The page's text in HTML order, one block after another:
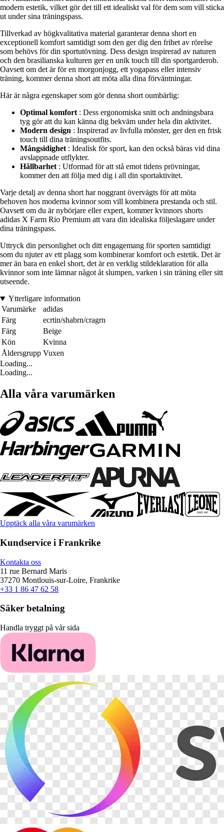
modern estetik, vilket gör det till ett idealiskt val för dem som vill sticka
ut under sina träningspass.
Tillverkad av högkvalitativa material garanterar denna short en
exceptionell komfort samtidigt som den ger dig den frihet av rörelse
som behövs för din sportutövning. Dess design inspirerad av naturen
och den brasilianska kulturen ger en unik touch till din sportgarderob.
Oavsett om det är för en morgonjogg, ett yogapass eller intensiv
träning, kommer denna short att möta alla dina förväntningar.
Här är några egenskaper som gör denna short oumbärlig:
Optimal komfort: Dess ergonomiska snitt och andningsbara
tyg gör att du kan känna dig bekväm under hela din aktivitet.
Modern design : Inspirerad av livfulla mönster, ger den en frisk
touch till dina träningsoutfits.
Mångsidighet: Idealisk för sport, kan den också bäras vid dina
avslappnade utflykter.
Hållbarhet: Utformad för att stå emot tidens prövningar,
kommer den att följa med dig i all din sportaktivitet.
Varje detalj av denna short har noggrant övervägts för att möta
behoven hos moderna kvinnor som vill kombinera prestanda och stil.
Oavsett om du är nybörjare eller expert, kommer kvinnors shorts
adidas X Farm Rio Premium att vara din idealiska följeslagare under
dina träningspass.
Uttryck din personlighet och ditt engagemang för sporten samtidigt
som du njuter av ett plagg som kombinerar komfort och estetik. Det är
mer än bara en enkel short, det är en verklig stildeklaration för alla
kvinnor som inte lämnar något åt slumpen, varken i sin träning eller sitt
utseende.
Ytterligare information
Varumärke
adidas
Färg
ecrtin/shabrn/cragrn
Färg
Beige
Kön
Kvinna
Åldersgrupp Vuxen
Loading...
Loading...
Alla våra varumärken
Upptäck alla våra varumärken
Kundservice i Frankrike
Kontakta oss
11 rue Bernard Maris
37270 Montlouis-sur-Loire, Frankrike
+33 1 86 47 62 58
Säker betalning
Handla tryggt på vår sida